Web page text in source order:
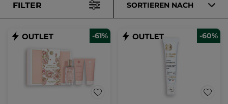
FILTER SORTIEREN NACH
-61% -60%